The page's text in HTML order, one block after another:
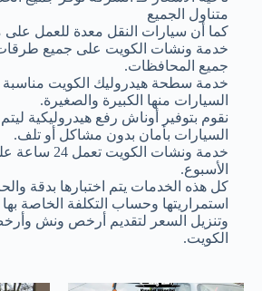
متناول الجميع
كما أن سيارات النقل معدة للعمل على مدار
خدمة ونشات الكويت على جميع
جميع المحافظات.
خدمة سطحة هيدروليك الكويت مناسبة
السيارات منها الكبيرة والصغيرة.
نقوم بتوفير أوناش رفع هيدروليكية
السيارات بأمان بدون مشاكل أو تلف.
خدمة ونشات
الأسبوع.
كل هذه الخدمات يتم اختبارها بدقة
استمراريتها وحساب التكلفة الخاصة بها
وتنزيل السعر لتقديم أرخص ونش
الكويت.